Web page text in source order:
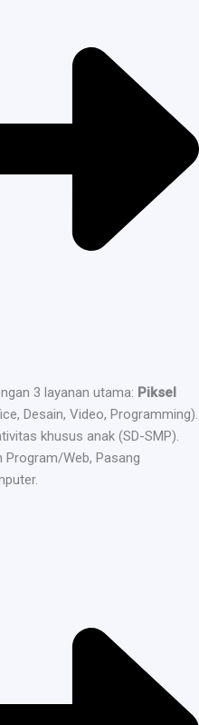
3 layanan utama: Piksel
Desain, Video, Programming).
khusus anak (SD-SMP).
Program/Web, Pasang